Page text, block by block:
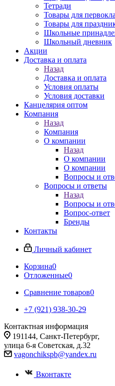
Тетради
Товары для
Товары для
Школьные
Школьный дневник
Акции
Доставка и оплата
Назад
Доставка и оплата
Условия оплаты
Условия доставки
Канцелярия оптом
Компания
Назад
Компания
О компании
Назад
О компании
О компании
Вопросы и
Вопросы и ответы
Назад
Вопросы и
Вопрос-ответ
Бренды
Контакты
Личный кабинет
Корзина0
Отложенные0
Сравнение товаров0
+7 (921) 938-30-29
Контактная информация
191144, Санкт-Петербург,
улица 6-я Советская, д.32
vagonchikspb@yandex.ru
Вконтакте